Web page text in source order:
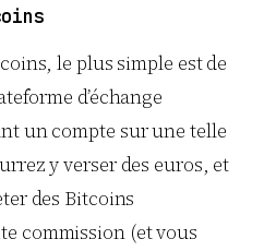
le plus simple est de
d’échange
un compte sur une telle
y verser des euros, et
des Bitcoins
commission (et vous